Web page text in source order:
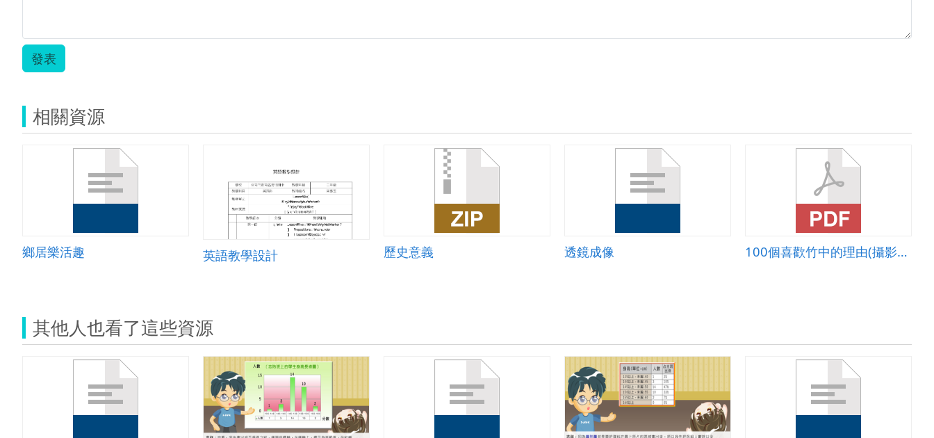
發表
相關資源
鄉居樂活趣 英語教學設計 歷史意義 透鏡成像 100個喜歡竹中的理由(攝影篇)
其他人也看了這些資源